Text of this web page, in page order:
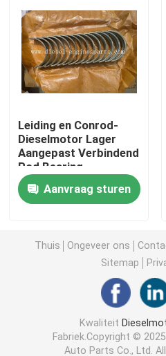
Dieselmotordelen
dieselmotorlager
Motorzuigeras
Bimetaalring
Dieselmotorzuigerveer
De Koker van de
De Kleppen van de
Leiding en Conrod-
Dieselmotor Lager
Aangepast Verbindend
Rod Bearing
Aanvraag sturen
Thuis Ongeveer ons
Sitemap
Kwaliteit
Fabriek.Copyright ©
Auto Parts Co., Ltd.